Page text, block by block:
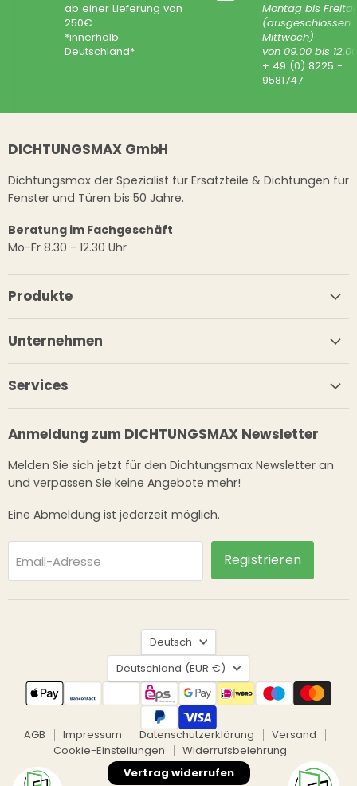
ab einer Lieferung von
250€
*innerhalb
Deutschland*
Montag bis
(ausgeschlossen
Mittwoch)
von 09.00 bis
+ 49 (0) 8225 -
9581747
DICHTUNGSMAX GmbH
Dichtungsmax der Spezialist für Ersatzteile & Dichtungen für
Fenster und Türen bis 50 Jahre.
Beratung im Fachgeschäft
Mo-Fr 8.30 - 12.30 Uhr
Produkte
Unternehmen
Services
Anmeldung zum DICHTUNGSMAX Newsletter
Melden Sie sich jetzt für den Dichtungsmax Newsletter an
und verpassen Sie keine Angebote mehr!
Eine Abmeldung ist jederzeit möglich.
Email-Adresse Registrieren
Sprache
Deutsch
Land
Deutschland (EUR €)
AGB Impressum Datenschutzerklärung
Versand
Cookie-Einstellungen
Widerrufsbelehrung
Vertrag widerrufen